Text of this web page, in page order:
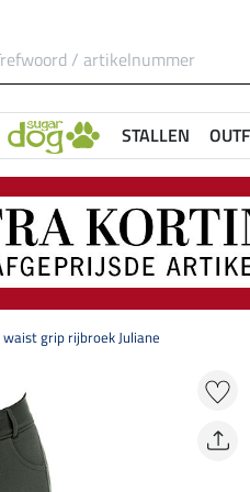
STALLEN
waist grip rijbroek Juliane